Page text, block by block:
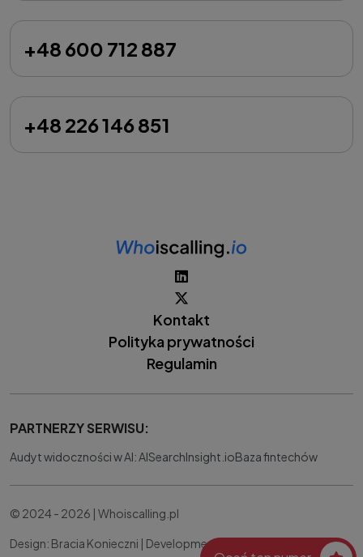
+48 600 712 887
+48 226 146 851
Kontakt
Polityka prywatności
Regulamin
PARTNERZY SERWISU:
Audyt widoczności w AI: AISearchInsight.ioBaza fintechów
© 2024 - 2026 | Whoiscalling.pl
Design: Bracia Konieczni | Development: